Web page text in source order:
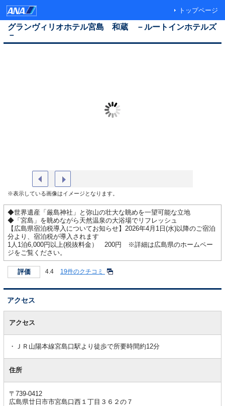
トップページ
グランヴィリオホテル宮島 和蔵 －ルートインホテルズ
－
※表示している画像はイメージとなります。
◆世界遺産「厳島神社」と弥山の壮大な眺めを一望可能な立地
◆「宮島」を眺めながら天然温泉の大浴場でリフレッシュ
【広島県宿泊税導入についてお知らせ】2026年4月1日(水)以降のご宿泊
分より、宿泊税が導入されます
1人1泊6,000円以上(税抜料金） 200円 ※詳細は広島県のホームペー
ジをご覧ください。
評価 4.4 19件のクチコミ
アクセス
アクセス
ＪＲ山陽本線宮島口駅より徒歩で所要時間約12分
住所
〒739-0412
広島県廿日市市宮島口西１丁目３６２の７